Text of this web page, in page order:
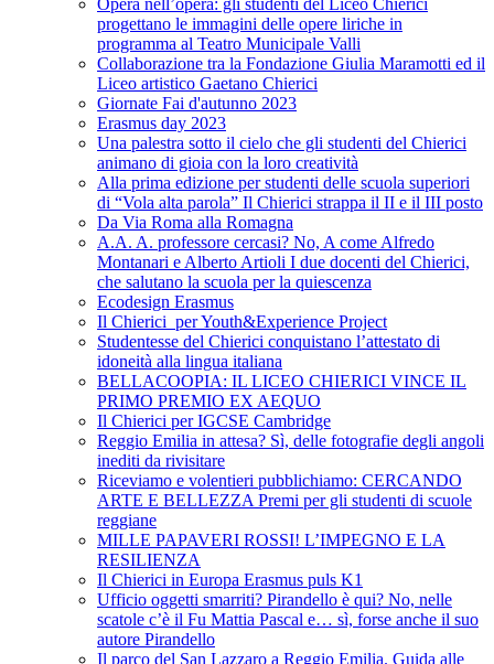
Opera nell’opera: gli studenti del Liceo Chierici
progettano le immagini delle opere liriche in
programma al Teatro Municipale Valli
Collaborazione tra la Fondazione Giulia Maramotti ed il
Liceo artistico Gaetano Chierici
Giornate Fai d'autunno 2023
Erasmus day 2023
Una palestra sotto il cielo che gli studenti del Chierici
animano di gioia con la loro creatività
Alla prima edizione per studenti delle scuola superiori
di “Vola alta parola” Il Chierici strappa il II e il III posto
Da Via Roma alla Romagna
A.A. A. professore cercasi? No, A come Alfredo
Montanari e Alberto Artioli I due docenti del Chierici,
che salutano la scuola per la quiescenza
Ecodesign Erasmus
Il Chierici per Youth&Experience Project
Studentesse del Chierici conquistano l’attestato di
idoneità alla lingua italiana
BELLACOOPIA: IL LICEO CHIERICI VINCE IL
PRIMO PREMIO EX AEQUO
Il Chierici per IGCSE Cambridge
Reggio Emilia in attesa? Sì, delle fotografie degli angoli
inediti da rivisitare
Riceviamo e volentieri pubblichiamo: CERCANDO
ARTE E BELLEZZA Premi per gli studenti di scuole
reggiane
MILLE PAPAVERI ROSSI! L’IMPEGNO E LA
RESILIENZA
Il Chierici in Europa Erasmus puls K1
Ufficio oggetti smarriti? Pirandello è qui? No, nelle
scatole c’è il Fu Mattia Pascal e… sì, forse anche il suo
autore Pirandello
Il parco del San Lazzaro a Reggio Emilia. Guida alle